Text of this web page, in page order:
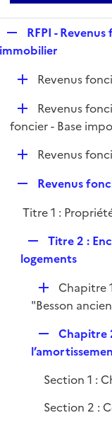
e
l
i
e
r
RFPI -
immobilier
D
l
Revenus
D
é
r
Revenus
foncier - Base
D
l
i
e
r
Revenus
p
e
Revenus
Titre 1 :
e
l
i
Titre 2 :
logements
D
é
i
r
Chapitre
"Besson
e
l
Chapitre
Section 1 :
Section 2 :